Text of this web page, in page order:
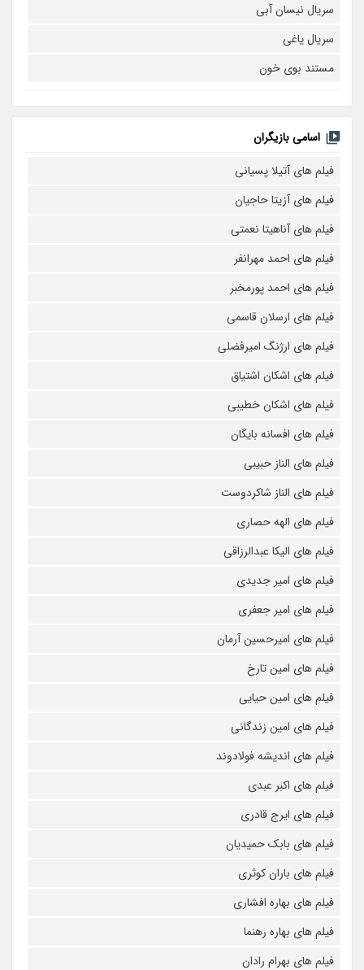
سریال نیسان آبی
سریال یاغی
مستند بوی خون
اسامی بازیگران
فیلم های آتیلا پسیانی
فیلم های آزیتا حاجیان
فیلم های آناهیتا نعمتی
فیلم های احمد مهرانفر
فیلم های احمد پورمخبر
فیلم های ارسلان قاسمی
فیلم های ارژنگ امیرفضلی
فیلم های اشکان اشتیاق
فیلم های اشکان خطیبی
فیلم های افسانه بایگان
فیلم های الناز حبیبی
فیلم های الناز شاکردوست
فیلم های الهه حصاری
فیلم های الیکا عبدالرزاقی
فیلم های امیر جدیدی
فیلم های امیر جعفری
فیلم های امیرحسین آرمان
فیلم های امین تارخ
فیلم های امین حیایی
فیلم های امین زندگانی
فیلم های اندیشه فولادوند
فیلم های اکبر عبدی
فیلم های ایرج قادری
فیلم های بابک حمیدیان
فیلم های باران کوثری
فیلم های بهاره افشاری
فیلم های بهاره رهنما
فیلم های بهرام رادان